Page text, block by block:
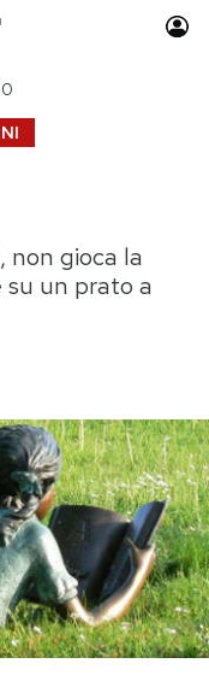
calcio 2026
non gioca la
su un prato a